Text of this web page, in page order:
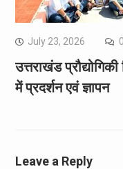
July 23, 2026 0
उत्तराखंड
में प्रदर्शन एवं ज्ञापन
Leave a Reply